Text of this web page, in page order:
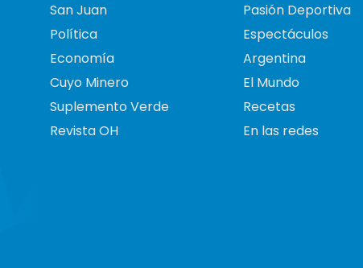
San Juan
Política
Economía
Cuyo Minero
Suplemento Verde
Revista OH
Pasión Deportiva
Espectáculos
Argentina
El Mundo
Recetas
En las redes